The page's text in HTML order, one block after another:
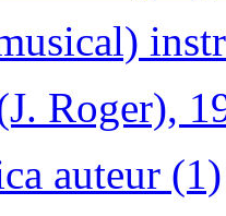
Roger),
auteur (1)